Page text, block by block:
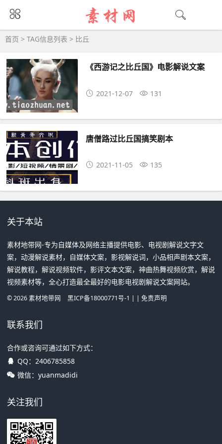
比丘大全 - 比丘相关资源下载
首页 > TAG信息列表 > 比丘
《西游记之比丘国》电影解说文案
2021-12-07 131
唐僧路过比丘国搞笑剧本
2021-11-05 135
关于本站
素材地带网-专为自媒体及网络主播提供电影、电视剧解说文字文
案，动漫解说素材，自媒体文案，影视解说词，小品相声剧本文案，
解说教程，解说视频软件，影评文本文案，神曲热舞视频欣赏，解说
视频素材等，全心打造最全最好的电影电视剧解说文案网站。
©2026素材地带网 黑ICP备18000771号-1 | | 免责声明
联系我们
合作或咨询可通过如下方式：
QQ： 2406785858
微信：yuanmadidi
关注我们